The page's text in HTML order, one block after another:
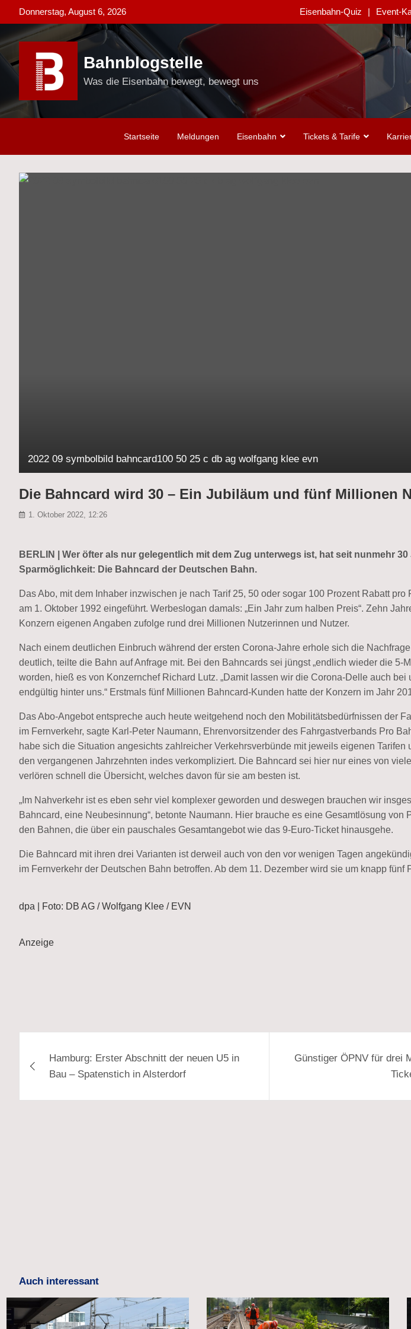
to
content
Donnerstag, August 6, 2026 Eisenbahn-Quiz Event-
Bahnblogstelle
Was die Eisenbahn bewegt, bewegt uns
Startseite Meldungen Eisenbahn Tickets & Tarife
2022 09 symbolbild bahncard100 50 25 c db ag wolfgang klee evn
Die Bahncard wird 30 – Ein Jubiläum und fünf Millionen
1. Oktober 2022, 12:26
BERLIN | Wer öfter als nur gelegentlich mit dem Zug unterwegs ist, hat seit nunmehr 30
Sparmöglichkeit: Die Bahncard der Deutschen Bahn.
Das Abo, mit dem Inhaber inzwischen je nach Tarif 25, 50 oder sogar 100 Prozent Rabatt pro
am 1. Oktober 1992 eingeführt. Werbeslogan damals: „Ein Jahr zum halben Preis“. Zehn
Konzern eigenen Angaben zufolge rund drei Millionen Nutzerinnen und Nutzer.
Nach einem deutlichen Einbruch während der ersten Corona-Jahre erhole sich die
deutlich, teilte die Bahn auf Anfrage mit. Bei den Bahncards sei jüngst „endlich wieder die 5-
worden, hieß es von Konzernchef Richard Lutz. „Damit lassen wir die Corona-Delle auch bei
endgültig hinter uns.“ Erstmals fünf Millionen Bahncard-Kunden hatte der Konzern im Jahr
Das Abo-Angebot entspreche auch heute weitgehend noch den Mobilitätsbedürfnissen der
im Fernverkehr, sagte Karl-Peter Naumann, Ehrenvorsitzender des Fahrgastverbands Pro
habe sich die Situation angesichts zahlreicher Verkehrsverbünde mit jeweils eigenen Tarifen
den vergangenen Jahrzehnten indes verkompliziert. Die Bahncard sei hier nur eines von
verlören schnell die Übersicht, welches davon für sie am besten ist.
„Im Nahverkehr ist es eben sehr viel komplexer geworden und deswegen brauchen wir
Bahncard, eine Neubesinnung“, betonte Naumann. Hier brauche es eine Gesamtlösung von
den Bahnen, die über ein pauschales Gesamtangebot wie das 9-Euro-Ticket hinausgehe.
Die Bahncard mit ihren drei Varianten ist derweil auch von den vor wenigen Tagen
im Fernverkehr der Deutschen Bahn betroffen. Ab dem 11. Dezember wird sie um knapp fünf
dpa | Foto: DB AG / Wolfgang Klee / EVN
Anzeige
Hamburg: Erster Abschnitt der neuen U5 in
Bau – Spatenstich in Alsterdorf
Günstiger ÖPNV für drei
Auch interessant